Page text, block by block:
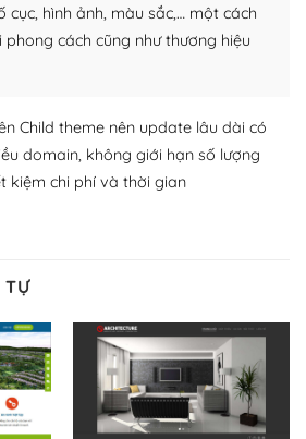
và themes
thì WordPress đều có thể dễ
tế nó đã cung cấp khoảng 60%
cho website WordPress
nền tảng xây dựng trang web và
giới, quan trọng nhất là bảo vệ
cục, hình ảnh, màu sắc,… một cách
cách cũng như thương hiệu
Child theme nên update lâu dài có
domain, không giới hạn số lượng
kiệm chi phí và thời gian
TỰ